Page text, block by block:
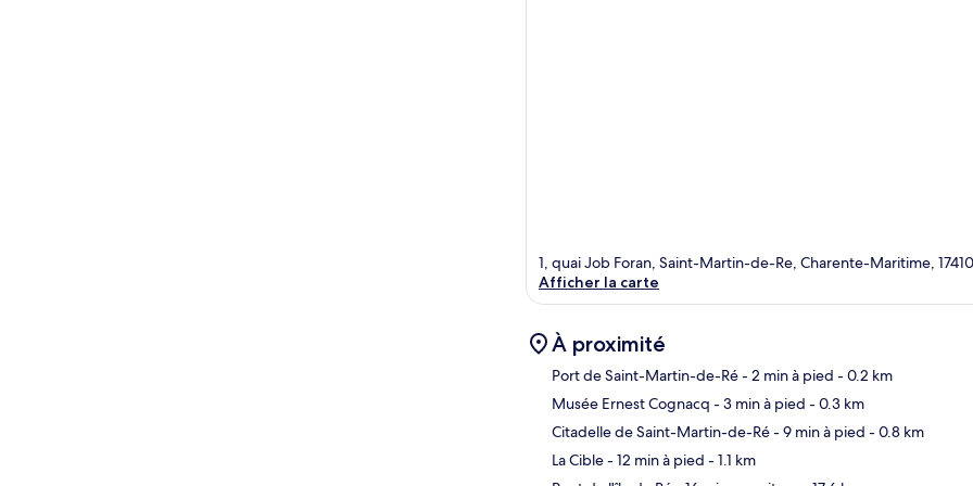
1, quai Job Foran, Saint-Martin-de-Re, Charente-Maritime, 17410
Afficher la carte
À proximité
Port de Saint-Martin-de-Ré- 2 min à pied - 0.2 km
Musée Ernest Cognacq - 3 min à pied - 0.3 km
Citadelle de Saint-Martin-de-Ré- 9 min à pied - 0.8 km
La Cible- 12 min à pied - 1.1 km